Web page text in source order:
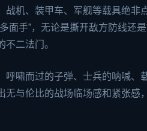
机、装甲车、军舰等载具绝非
手”，无论是撕开敌方防线还是
二法门。
啸而过的子弹、士兵的呐喊、
与伦比的战场临场感和紧张感